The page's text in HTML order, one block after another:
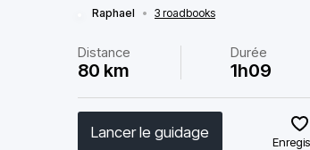
Raphael • 3 roadbooks
Distance
80 km
Durée
1h09
Lancer le guidage